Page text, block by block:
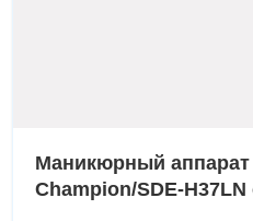
Маникюрный аппарат
Champion/SDE-